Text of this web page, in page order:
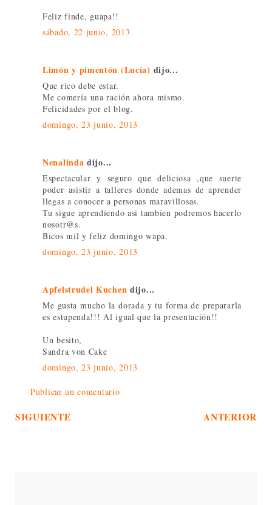
Feliz finde, guapa!!
sábado, 22 junio, 2013
Limón y pimentón (Lucía) dijo...
Que rico debe estar.
Me comería una ración ahora mismo.
Felicidades por el blog.
domingo, 23 junio, 2013
Nenalinda dijo...
Espectacular y seguro que deliciosa ,que suerte
poder asistir a talleres donde ademas de aprender
llegas a conocer a personas maravillosas.
Tu sigue aprendiendo asi tambien podremos hacerlo
nosotr@s.
Bicos mil y feliz domingo wapa.
domingo, 23 junio, 2013
Apfelstrudel Kuchen dijo...
Me gusta mucho la dorada y tu forma de prepararla
es estupenda!!! Al igual que la presentación!!
Un besito,
Sandra von Cake
domingo, 23 junio, 2013
Publicar un comentario
SIGUIENTE ANTERIOR